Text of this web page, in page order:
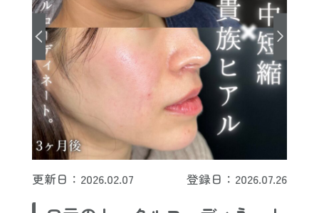
更新日：2026.02.07 登録日：2026.07.26